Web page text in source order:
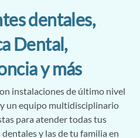
dentales,
Dental,
y más
instalaciones de último nivel
un equipo multidisciplinario
para atender todas tus
dentales y las de tu familia en